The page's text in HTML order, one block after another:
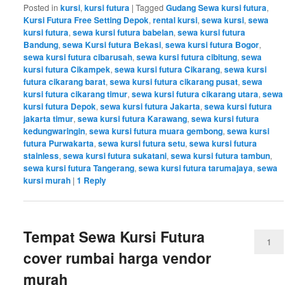
Posted in kursi,kursi futura |Tagged Gudang Sewa kursi futura,
Kursi Futura Free Setting Depok,rental kursi,sewa kursi,sewa
kursi futura,sewa kursi futura babelan,sewa kursi futura
Bandung,sewa Kursi futura Bekasi,sewa kursi futura Bogor,
sewa kursi futura cibarusah,sewa kursi futura cibitung,sewa
kursi futura Cikampek,sewa kursi futura Cikarang,sewa kursi
futura cikarang barat,sewa kursi futura cikarang pusat,sewa
kursi futura cikarang timur,sewa kursi futura cikarang utara,sewa
kursi futura Depok,sewa kursi futura Jakarta,sewa kursi futura
jakarta timur,sewa kursi futura Karawang,sewa kursi futura
kedungwaringin,sewa kursi futura muara gembong,sewa kursi
futura Purwakarta,sewa kursi futura setu,sewa kursi futura
stainless,sewa kursi futura sukatani,sewa kursi futura tambun,
sewa kursi futura Tangerang,sewa kursi futura tarumajaya,sewa
kursi murah |1 Reply
Tempat Sewa Kursi Futura
cover rumbai harga vendor
murah
1